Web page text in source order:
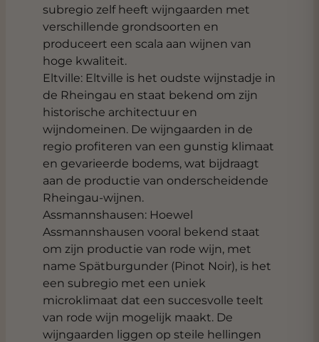
subregio zelf heeft wijngaarden met
verschillende grondsoorten en
produceert een scala aan wijnen van
hoge kwaliteit.
Eltville: Eltville is het oudste wijnstadje in
de Rheingau en staat bekend om zijn
historische architectuur en
wijndomeinen. De wijngaarden in de
regio profiteren van een gunstig klimaat
en gevarieerde bodems, wat bijdraagt
aan de productie van onderscheidende
Rheingau-wijnen.
Assmannshausen: Hoewel
Assmannshausen vooral bekend staat
om zijn productie van rode wijn, met
name Spätburgunder (Pinot Noir), is het
een subregio met een uniek
microklimaat dat een succesvolle teelt
van rode wijn mogelijk maakt. De
wijngaarden liggen op steile hellingen